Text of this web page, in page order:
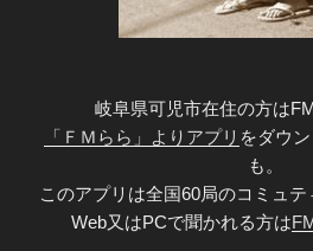
岐阜県可児市在住の方は
「ＦＭらら」よりアプリ をダウ
も。
このアプリは全国60局のコミュテ
Web又はPCで聞かれる方は